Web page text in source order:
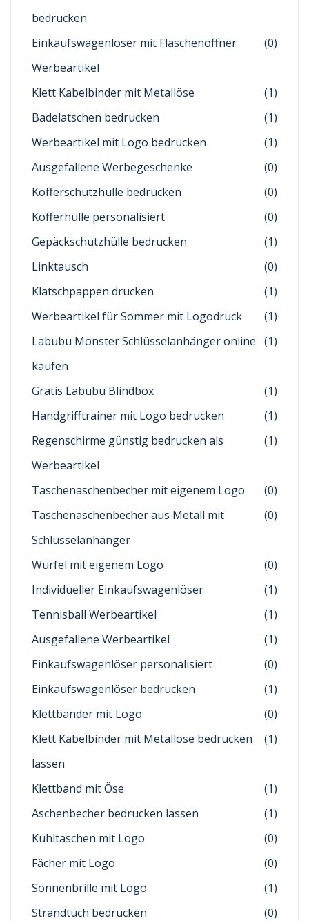
bedrucken
Einkaufswagenlöser mit Flaschenöffner
Werbeartikel
(0)
Klett Kabelbinder mit Metallöse
(1)
Badelatschen bedrucken
(1)
Werbeartikel mit Logo bedrucken
(1)
Ausgefallene Werbegeschenke
(0)
Kofferschutzhülle bedrucken
(0)
Kofferhülle personalisiert
(0)
Gepäckschutzhülle bedrucken
(1)
Linktausch
(0)
Klatschpappen drucken
(1)
Werbeartikel für Sommer mit Logodruck
(1)
Labubu Monster Schlüsselanhänger online
kaufen
(1)
Gratis Labubu Blindbox
(1)
Handgrifftrainer mit Logo bedrucken
(1)
Regenschirme günstig bedrucken als
Werbeartikel
(1)
Taschenaschenbecher mit eigenem Logo
(0)
Taschenaschenbecher aus Metall mit
Schlüsselanhänger
(0)
Würfel mit eigenem Logo
(0)
Individueller Einkaufswagenlöser
(1)
Tennisball Werbeartikel
(1)
Ausgefallene Werbeartikel
(1)
Einkaufswagenlöser personalisiert
(0)
Einkaufswagenlöser bedrucken
(1)
Klettbänder mit Logo
(0)
Klett Kabelbinder mit Metallöse bedrucken
lassen
(1)
Klettband mit Öse
(1)
Aschenbecher bedrucken lassen
(1)
Kühltaschen mit Logo
(0)
Fächer mit Logo
(0)
Sonnenbrille mit Logo
(1)
Strandtuch bedrucken
(0)